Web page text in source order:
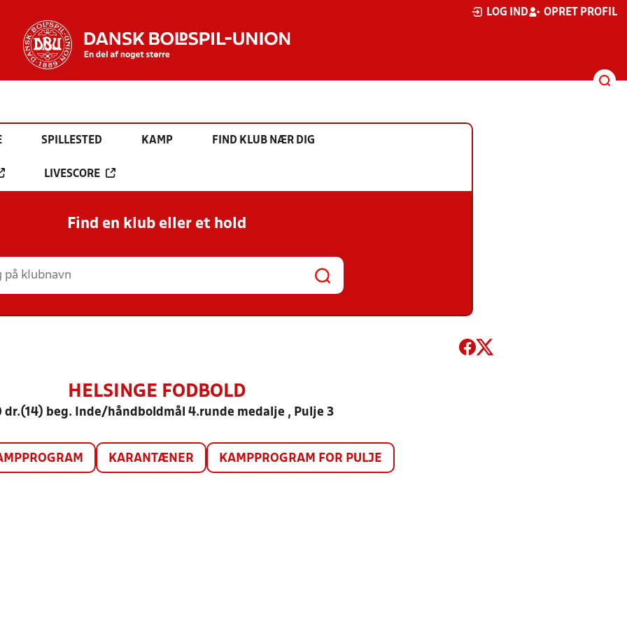
LOG IND OPRET PROFIL
SPILLESTED KAMP FIND KLUB NÆR DIG
LIVESCORE
Find en klub eller et hold
HELSINGE FODBOLD
dr.(14) beg. Inde/håndboldmål 4.runde medalje , Pulje 3
KARANTÆNER KAMPPROGRAM FOR PULJE